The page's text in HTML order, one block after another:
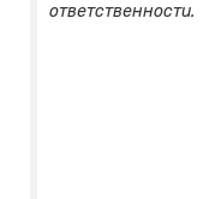
ответственности.